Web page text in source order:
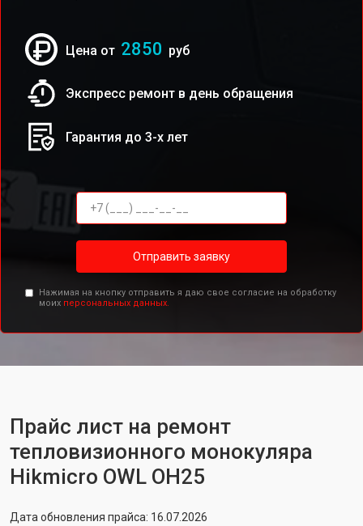
Цена от 2850 руб
Экспресс ремонт в день обращения
Гарантия до 3-х лет
Отправить заявку
Нажимая на кнопку отправить я даю свое согласие на обработку
моих персональных данных.
Прайс лист на ремонт
тепловизионного монокуляра
Hikmicro OWL OH25
Дата обновления прайса: 16.07.2026